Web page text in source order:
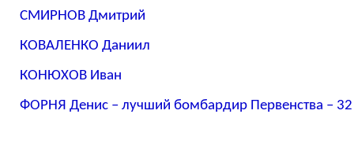
СМИРНОВ Дмитрий
КОВАЛЕНКО Даниил
КОНЮХОВ Иван
ФОРНЯ Денис – лучший бомбардир Первенства –